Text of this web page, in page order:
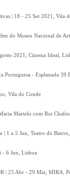
| 18 - 25 Set 2021, Vila
do Museu Nacional de
2021, Cinema Ideal,
Portuguesa - Esplanada 39
Vila do Conde
Martelo com Rui
| 1 a 5 Jun, Teatro do
- 6 Jun, Lisboa
| 25 Abr - 29 Mai, MIRA,